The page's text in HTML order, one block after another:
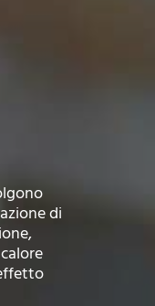
di